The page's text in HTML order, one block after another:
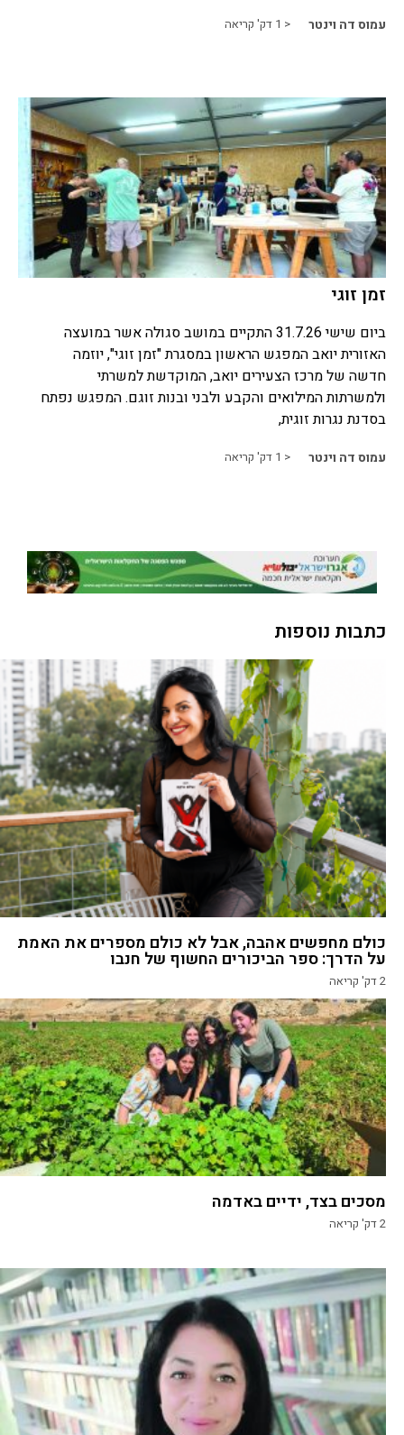
עמוס דה וינטר < 1 דק' קריאה
זמן זוגי
ביום שישי 31.7.26 התקיים במושב סגולה אשר במועצה
האזורית יואב המפגש הראשון במסגרת "זמן זוגי", יוזמה
חדשה של מרכז הצעירים יואב, המוקדשת למשרתי
ולמשרתות המילואים והקבע ולבני ובנות זוגם. המפגש נפתח
בסדנת נגרות זוגית,
עמוס דה וינטר < 1 דק' קריאה
כתבות נוספות
כולם מחפשים אהבה, אבל לא כולם מספרים את האמת
על הדרך: ספר הביכורים החשוף של חנבו
2דק' קריאה
מסכים בצד, ידיים באדמה
2דק' קריאה